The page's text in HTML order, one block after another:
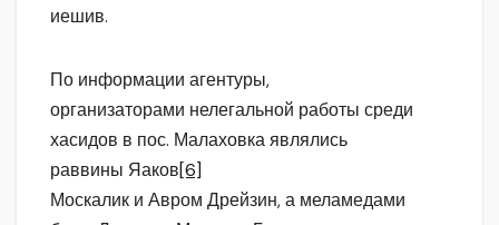
иешив.
По информации агентуры,
организаторами нелегальной работы среди
хасидов в пос. Малаховка являлись
раввины Яаков[6]
Москалик и Авром Дрейзин, а меламедами